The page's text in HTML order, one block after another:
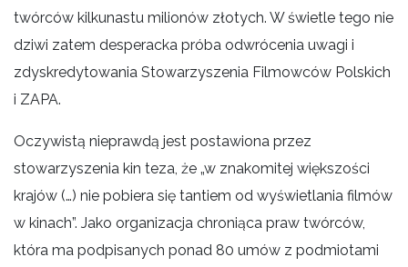
twórców kilkunastu milionów złotych. W świetle tego nie
dziwi zatem desperacka próba odwrócenia uwagi i
zdyskredytowania Stowarzyszenia Filmowców Polskich
i ZAPA.
Oczywistą nieprawdą jest postawiona przez
stowarzyszenia kin teza, że „w znakomitej większości
krajów (…) nie pobiera się tantiem od wyświetlania filmów
w kinach”. Jako organizacja chroniąca praw twórców,
która ma podpisanych ponad 80 umów z podmiotami